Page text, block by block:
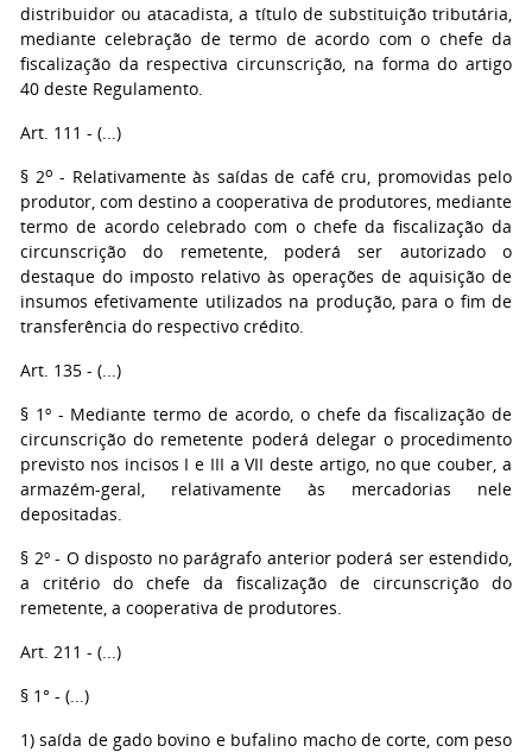
distribuidor ou atacadista, a título de substituição tributária,
mediante celebração de termo de acordo com o chefe da
fiscalização da respectiva circunscrição, na forma do artigo
40 deste Regulamento.
Art. 111 - (...)
§ 2o - Relativamente às saídas de café cru, promovidas pelo
produtor, com destino a cooperativa de produtores, mediante
termo de acordo celebrado com o chefe da fiscalização da
circunscrição do remetente, poderá ser autorizado o
destaque do imposto relativo às operações de aquisição de
insumos efetivamente utilizados na produção, para o fim de
transferência do respectivo crédito.
Art. 135 - (...)
§ 1º - Mediante termo de acordo, o chefe da fiscalização de
circunscrição do remetente poderá delegar o procedimento
previsto nos incisos I e III a VII deste artigo, no que couber, a
armazém-geral, relativamente às mercadorias nele
depositadas.
§ 2º - O disposto no parágrafo anterior poderá ser estendido,
a critério do chefe da fiscalização de circunscrição do
remetente, a cooperativa de produtores.
Art. 211 - (...)
§ 1° - (...)
1) saída de gado bovino e bufalino macho de corte, com peso